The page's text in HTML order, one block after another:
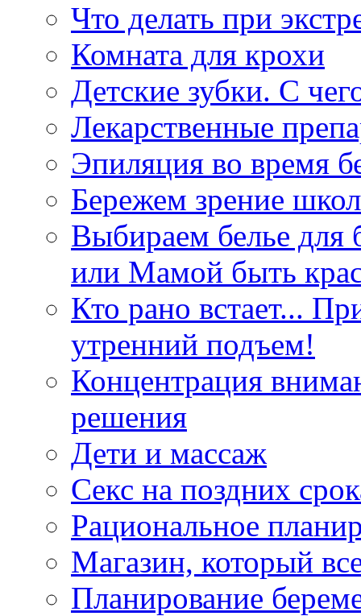
Что делать при
Комната для крохи
Детские зубки. С
Лекарственные
Эпиляция во время
Бережем зрение
Выбираем белье
или Мамой быть
Кто рано встает...
утренний подъем!
Концентрация
решения
Дети и массаж
Секс на поздних
Рациональное
Магазин, который
Планирование